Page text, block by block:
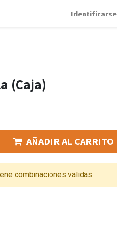
Identificarse
(Caja)
AÑADIR AL CARRITO
combinaciones válidas.